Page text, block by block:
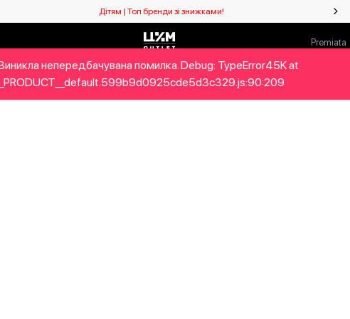
Дітям | Топ бренди зі знижками!
Дітям Home&Gifts Бренди Новий сезон
непередбачувана помилка. Debug: TypeError45K at